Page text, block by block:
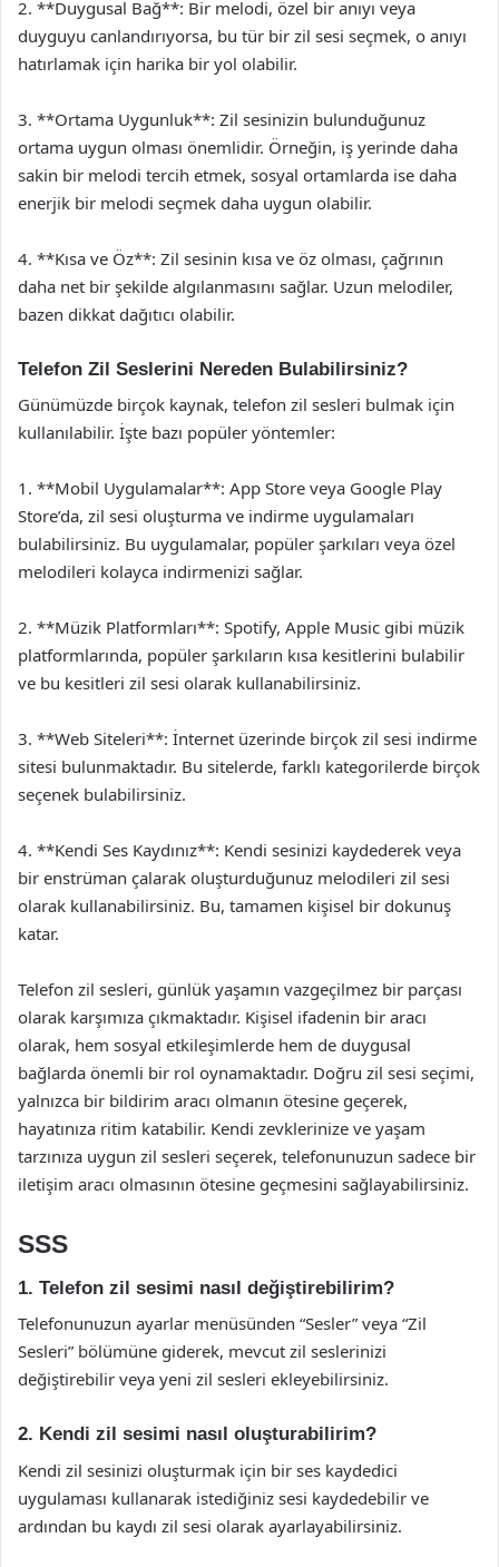
2. **Duygusal Bağ**: Bir melodi, özel bir anıyı veya
duyguyu canlandırıyorsa, bu tür bir zil sesi seçmek, o anıyı
hatırlamak için harika bir yol olabilir.
3. **Ortama Uygunluk**: Zil sesinizin bulunduğunuz
ortama uygun olması önemlidir. Örneğin, iş yerinde daha
sakin bir melodi tercih etmek, sosyal ortamlarda ise daha
enerjik bir melodi seçmek daha uygun olabilir.
4. **Kısa ve Öz**: Zil sesinin kısa ve öz olması, çağrının
daha net bir şekilde algılanmasını sağlar. Uzun melodiler,
bazen dikkat dağıtıcı olabilir.
Telefon Zil Seslerini Nereden Bulabilirsiniz?
Günümüzde birçok kaynak, telefon zil sesleri bulmak için
kullanılabilir. İşte bazı popüler yöntemler:
1. **Mobil Uygulamalar**: App Store veya Google Play
Store’da, zil sesi oluşturma ve indirme uygulamaları
bulabilirsiniz. Bu uygulamalar, popüler şarkıları veya özel
melodileri kolayca indirmenizi sağlar.
2. **Müzik Platformları**: Spotify, Apple Music gibi müzik
platformlarında, popüler şarkıların kısa kesitlerini bulabilir
ve bu kesitleri zil sesi olarak kullanabilirsiniz.
3. **Web Siteleri**: İnternet üzerinde birçok zil sesi indirme
sitesi bulunmaktadır. Bu sitelerde, farklı kategorilerde birçok
seçenek bulabilirsiniz.
4. **Kendi Ses Kaydınız**: Kendi sesinizi kaydederek veya
bir enstrüman çalarak oluşturduğunuz melodileri zil sesi
olarak kullanabilirsiniz. Bu, tamamen kişisel bir dokunuş
katar.
Telefon zil sesleri, günlük yaşamın vazgeçilmez bir parçası
olarak karşımıza çıkmaktadır. Kişisel ifadenin bir aracı
olarak, hem sosyal etkileşimlerde hem de duygusal
bağlarda önemli bir rol oynamaktadır. Doğru zil sesi seçimi,
yalnızca bir bildirim aracı olmanın ötesine geçerek,
hayatınıza ritim katabilir. Kendi zevklerinize ve yaşam
tarzınıza uygun zil sesleri seçerek, telefonunuzun sadece bir
iletişim aracı olmasının ötesine geçmesini sağlayabilirsiniz.
SSS
1. Telefon zil sesimi nasıl değiştirebilirim?
Telefonunuzun ayarlar menüsünden “Sesler” veya “Zil
Sesleri” bölümüne giderek, mevcut zil seslerinizi
değiştirebilir veya yeni zil sesleri ekleyebilirsiniz.
2. Kendi zil sesimi nasıl oluşturabilirim?
Kendi zil sesinizi oluşturmak için bir ses kaydedici
uygulaması kullanarak istediğiniz sesi kaydedebilir ve
ardından bu kaydı zil sesi olarak ayarlayabilirsiniz.